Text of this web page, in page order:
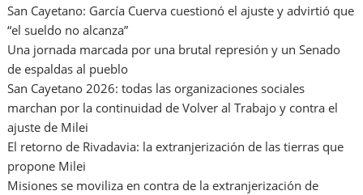
San Cayetano: García Cuerva cuestionó el ajuste y advirtió que
“el sueldo no alcanza”
Una jornada marcada por una brutal represión y un Senado
de espaldas al pueblo
San Cayetano 2026: todas las organizaciones sociales
marchan por la continuidad de Volver al Trabajo y contra el
ajuste de Milei
El retorno de Rivadavia: la extranjerización de las tierras que
propone Milei
Misiones se moviliza en contra de la extranjerización de